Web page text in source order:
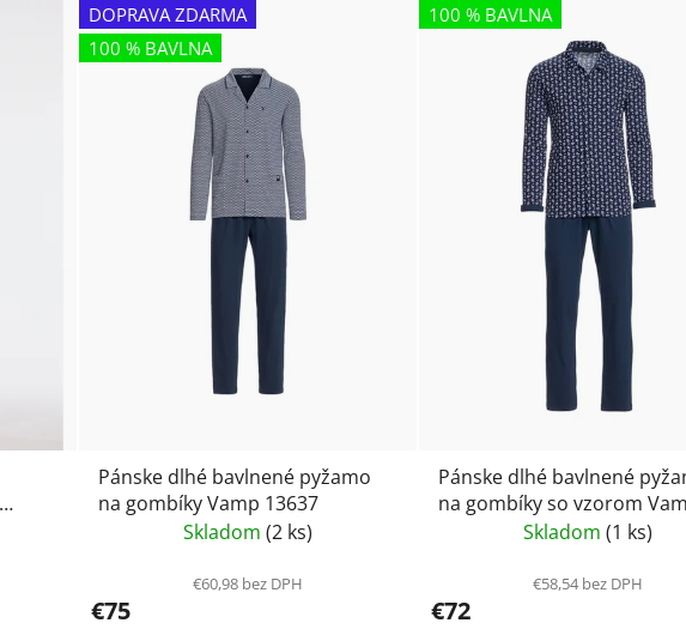
DOPRAVA ZDARMA
100 % BAVLNA
Pánske dlhé bavlnené pyžamo
na gombíky Vamp 13637
Skladom (2 ks)
€60,98 bez DPH
€75
100 % BAVLNA
Pánske dlhé bavlnené
na gombíky so vzorom
Skladom(1 ks)
€58,54 bez DPH
€72